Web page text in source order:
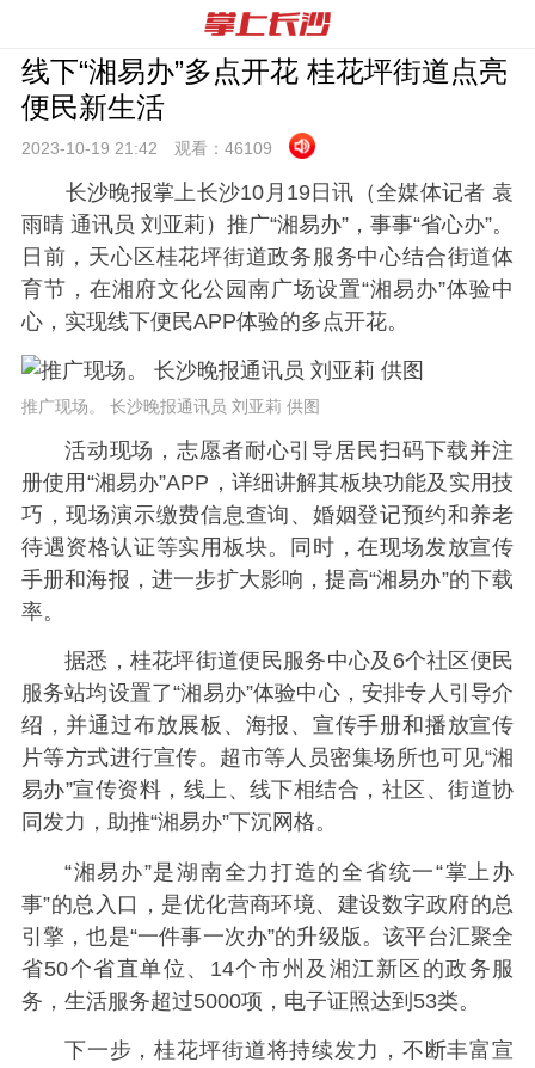
线下“湘易办”多点开花 桂花坪街道点亮
便民新生活
2023-10-19 21:42 观看： 46109
长沙晚报掌上长沙10月19日讯（全媒体记者 袁
雨晴 通讯员 刘亚莉）推广“湘易办”，事事“省心办”。
日前，天心区桂花坪街道政务服务中心结合街道体
育节，在湘府文化公园南广场设置“湘易办”体验中
心，实现线下便民APP体验的多点开花。
推广现场。 长沙晚报通讯员 刘亚莉 供图
活动现场，志愿者耐心引导居民扫码下载并注
册使用“湘易办”APP，详细讲解其板块功能及实用技
巧，现场演示缴费信息查询、婚姻登记预约和养老
待遇资格认证等实用板块。同时，在现场发放宣传
手册和海报，进一步扩大影响，提高“湘易办”的下载
率。
据悉，桂花坪街道便民服务中心及6个社区便民
服务站均设置了“湘易办”体验中心，安排专人引导介
绍，并通过布放展板、海报、宣传手册和播放宣传
片等方式进行宣传。超市等人员密集场所也可见“湘
易办”宣传资料，线上、线下相结合，社区、街道协
同发力，助推“湘易办”下沉网格。
“湘易办”是湖南全力打造的全省统一“掌上办
事”的总入口，是优化营商环境、建设数字政府的总
引擎，也是“一件事一次办”的升级版。该平台汇聚全
省50个省直单位、14个市州及湘江新区的政务服
务，生活服务超过5000项，电子证照达到53类。
下一步，桂花坪街道将持续发力，不断丰富宣